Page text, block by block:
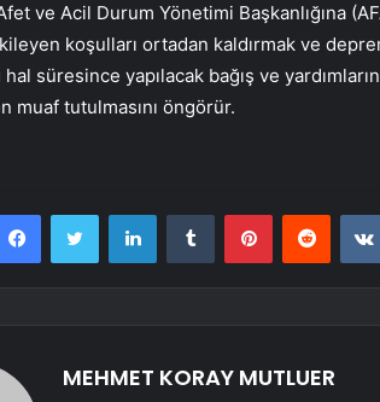
ve Acil Durum Yönetimi Başkanlığına
koşulları ortadan kaldırmak ve
süresince yapılacak bağış ve
muaf tutulmasını öngörür.
FacebookTwitter LinkedInTumblr PinterestReddit
MEHMET KORAY MUTLUER